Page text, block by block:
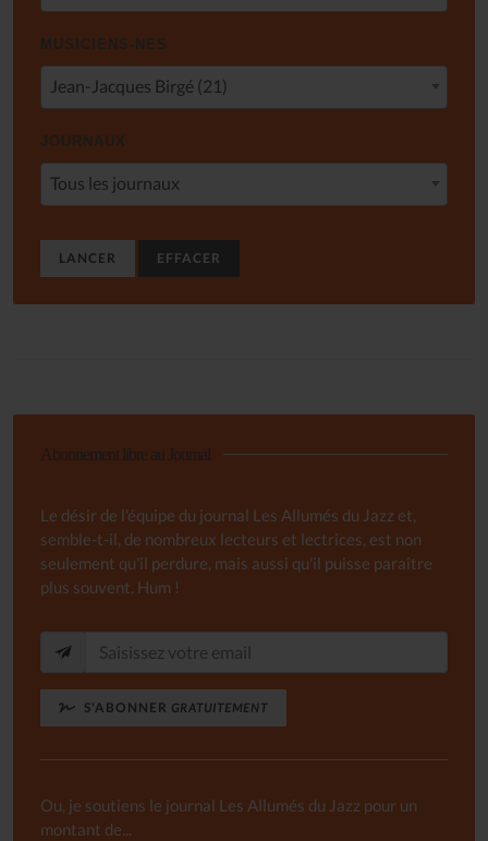
MUSICIENS-NES
Jean-Jacques Birgé (21)
JOURNAUX
Tous les journaux
LANCER EFFACER
Abonnement libre au Journal
Le désir de l'équipe du journal Les Allumés du Jazz et,
semble-t-il, de nombreux lecteurs et lectrices, est non
seulement qu'il perdure, mais aussi qu'il puisse paraître
plus souvent. Hum !
S'ABONNER GRATUITEMENT
Ou, je soutiens le journal Les Allumés du Jazz pour un
montant de...